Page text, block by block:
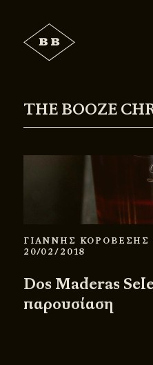
THE BOOZE
ΓΙΑΝΝΗΣ ΚΟΡΟΒΕΣΗΣ
20/02/2018
Dos Maderas
παρουσίαση